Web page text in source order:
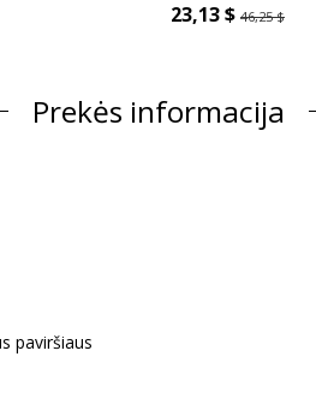
23,13 $ 46,25 $
Prekės informacija
paviršiaus